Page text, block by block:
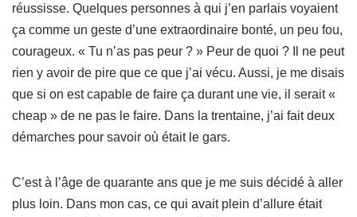
réussisse. Quelques personnes à qui j’en parlais voyaient
ça comme un geste d’une extraordinaire bonté, un peu fou,
courageux. « Tu n’as pas peur ? » Peur de quoi ? Il ne peut
rien y avoir de pire que ce que j’ai vécu. Aussi, je me disais
que si on est capable de faire ça durant une vie, il serait «
cheap » de ne pas le faire. Dans la trentaine, j’ai fait deux
démarches pour savoir où était le gars.
C’est à l’âge de quarante ans que je me suis décidé à aller
plus loin. Dans mon cas, ce qui avait plein d’allure était